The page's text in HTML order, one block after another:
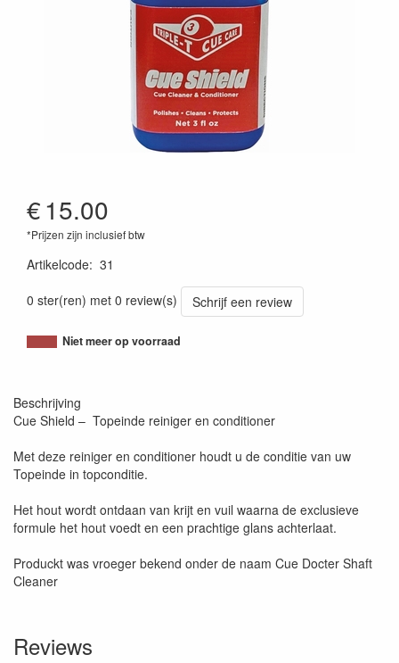
€15.00
*Prijzen zijn inclusief btw
Artikelcode: 31
0 ster(ren) met 0 review(s)
Schrijf een review
Niet meer op voorraad
Beschrijving
Cue Shield – Topeinde reiniger en conditioner
Met deze reiniger en conditioner houdt u de conditie van uw
Topeinde in topconditie.
Het hout wordt ontdaan van krijt en vuil waarna de exclusieve
formule het hout voedt en een prachtige glans achterlaat.
Produckt was vroeger bekend onder de naam Cue Docter Shaft
Cleaner
Reviews